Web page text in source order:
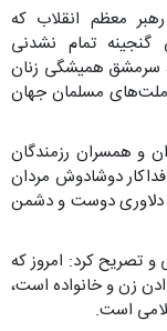
معظم انقلاب که
تمام نشدنی
سرمشق همیشگی زنان
ملت‌های مسلمان جهان
و همسران رزمندگان
دوشادوش مردان
دلاوری دوست و دشمن
تصریح کرد: امروز که
زن و خانواده است،
است.